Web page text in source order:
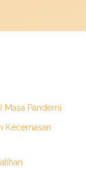
Masa Pandemi
Kecemasan